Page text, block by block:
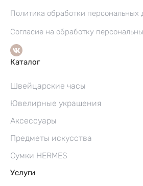
Политика обработки персональных
Согласие на обработку
Каталог
Швейцарские часы
Ювелирные украшения
Аксессуары
Предметы искусства
Сумки HERMES
Услуги